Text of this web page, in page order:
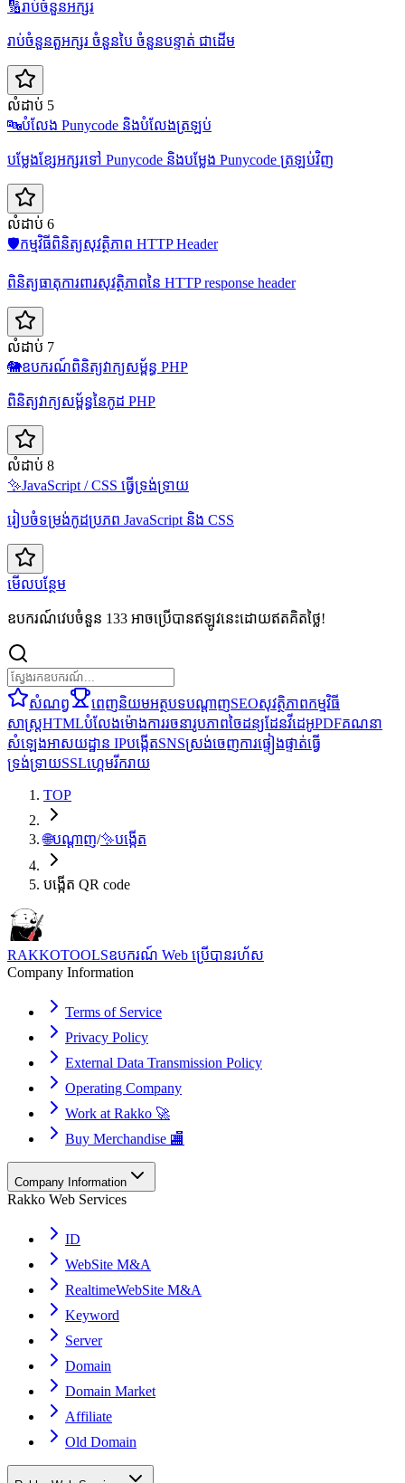
🔢រាប់ចំនួនអក្សរ
រាប់ចំនួនតួអក្សរ ចំនួនបៃ ចំនួនបន្ទាត់ ជាដើម
លំដាប់ 5
🔤បំលែង Punycode និងបំលែងត្រឡប់
បម្លែងខ្សែអក្សរទៅ Punycode និងបម្លែង Punycode ត្រឡប់វិញ
លំដាប់ 6
🛡️កម្មវិធីពិនិត្យសុវត្ថិភាព HTTP Header
ពិនិត្យធាតុការពារសុវត្ថិភាពនៃ HTTP response header
លំដាប់ 7
🐘ឧបករណ៍ពិនិត្យវាក្យសម្ព័ន្ធ PHP
ពិនិត្យវាក្យសម្ព័ន្ធនៃកូដ PHP
លំដាប់ 8
✨JavaScript / CSS ធ្វើទ្រង់ទ្រាយ
រៀបចំទម្រង់កូដប្រភព JavaScript និង CSS
មើលបន្ថែម
ឧបករណ៍វេបចំនួន 133 អាចប្រើបានឥឡូវនេះដោយឥតគិតថ្លៃ!
សំណព្វ ពេញនិយមអត្ថបទបណ្តាញSEOសុវត្ថិភាពកម្មវិធី
សាស្ត្រHTMLបំលែងម៉ោងការរចនារូបភាពចៃដន្យដែនវីដេអូPDFគណនា
សំឡេងអាសយដ្ឋាន IPបង្កើតSNSស្រង់ចេញការផ្ទៀងផ្ទាត់ធ្វើ
ទ្រង់ទ្រាយSSLហ្គេមរីករាយ
TOP
🌐បណ្តាញ/✨បង្កើត
បង្កើត QR code
RAKKOTOOLSឧបករណ៍ Web ប្រើបានរហ័ស
Company Information
Terms of Service
Privacy Policy
External Data Transmission Policy
Operating Company
Work at Rakko 🚀
Buy Merchandise 🏬
Company Information
Rakko Web Services
ID
WebSite M&A
RealtimeWebSite M&A
Keyword
Server
Domain
Domain Market
Affiliate
Old Domain